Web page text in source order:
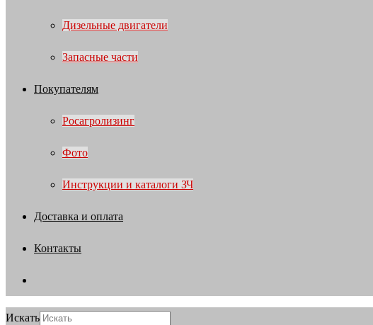
Дизельные двигатели
Запасные части
Покупателям
Росагролизинг
Фото
Инструкции и каталоги ЗЧ
Доставка и оплата
Контакты
Искать